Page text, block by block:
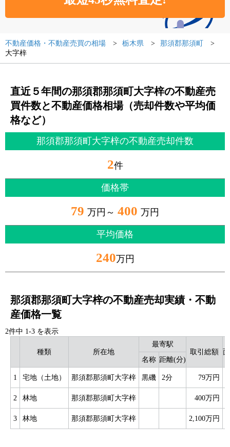
不動産価格・不動産売買の相場 栃木県
那須郡那須町
大字梓
直近５年間の那須郡那須町大字梓の不動産売
買件数と不動産価格相場（売却件数や平均価
格など）
那須郡那須町大字梓の不動産売却件数
2件
価格帯
79 万円～ 400 万円
平均価格
240万円
那須郡那須町大字梓の不動産売却実績・不動
産価格一覧
2件中 1-3 を表示
種類 所在地
最寄駅
取引総額
名称 距離(分)
1 宅地（土地） 那須郡那須町大字梓 黒磯 2分 79万円
2 林地 那須郡那須町大字梓 400万円
3 林地 那須郡那須町大字梓 2,100万円